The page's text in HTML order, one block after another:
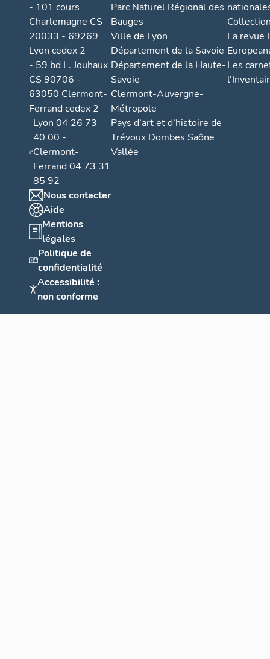
- 101 cours
Charlemagne CS
20033 - 69269
Lyon cedex 2
- 59 bd L. Jouhaux
CS 90706 -
63050 Clermont-
Ferrand cedex 2
Lyon 04 26 73
40 00 -
Clermont-
Ferrand 04 73 31
85 92
Nous contacter
Aide
Mentions
légales
Politique de
confidentialité
Accessibilité :
non conforme
Parc Naturel Régional des
Bauges
Ville de Lyon
Département de la Savoie
Département de la Haute-
Savoie
Clermont-Auvergne-
Métropole
Pays d’art et d’histoire de
Trévoux Dombes Saône
Vallée
La revue
Les